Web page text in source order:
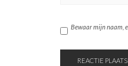
Bewaar mijn naam,